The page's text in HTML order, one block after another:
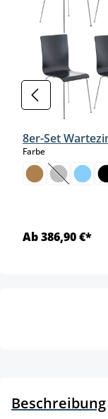
8er-Set
Farbeauswählen
(Diese
Ab 386,90 €*
Beschreibung